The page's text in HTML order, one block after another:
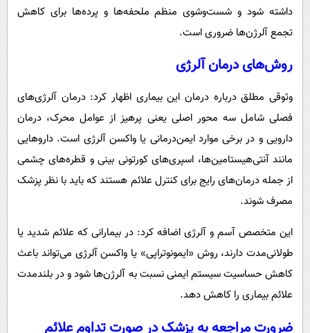
داشته شود و شست‌وشوی منظم ملحفه‌ها و پرده‌ها برای کاهش
تجمع آلرژن‌ها ضروری است.
روش‌های درمان آلرژی
وثوقی مطلق درباره درمان این بیماری اظهار کرد: درمان آلرژی‌های
فصلی شامل سه محور اصلی یعنی پرهیز از عوامل محرک، درمان
دارویی و در برخی موارد ایمن‌درمانی یا واکسن آلرژی است. داروهایی
مانند آنتی‌هیستامین‌ها، اسپری‌های کورتونی بینی و قطره‌های چشمی
از جمله درمان‌های رایج برای کنترل علائم هستند که باید با نظر پزشک
مصرف شوند.
این متخصص آسم و آلرژی اضافه کرد: در بیمارانی که علائم شدید یا
طولانی‌مدت دارند، روش «ایمونوتراپی» یا واکسن آلرژی می‌تواند باعث
کاهش حساسیت سیستم ایمنی نسبت به آلرژن‌ها شود و در بلندمدت
علائم بیماری را کاهش دهد.
ضرورت مراجعه به پزشک در صورت تداوم علائم